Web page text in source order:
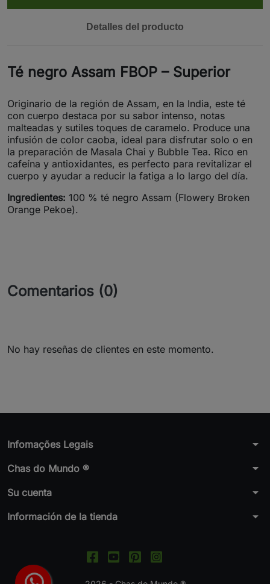
Detalles del producto
Té negro Assam FBOP – Superior
Originario de la región de Assam, en la India, este té
con cuerpo destaca por su sabor intenso, notas
malteadas y sutiles toques de caramelo. Produce una
infusión de color caoba, ideal para disfrutar solo o en
la preparación de Masala Chai y Bubble Tea. Rico en
cafeína y antioxidantes, es perfecto para revitalizar el
cuerpo y ayudar a reducir la fatiga a lo largo del día.
Ingredientes: 100 % té negro Assam (Flowery Broken
Orange Pekoe).
Comentarios (0)
No hay reseñas de clientes en este momento.
Infomações Legais arrow_drop_down
Chas do Mundo ® arrow_drop_down
Su cuenta arrow_drop_down
Información de la tienda arrow_drop_down